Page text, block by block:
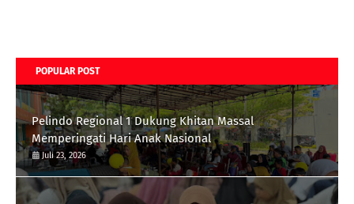
POPULAR POST
Pelindo Regional 1 Dukung Khitan Massal
Memperingati Hari Anak Nasional
Juli 23, 2026